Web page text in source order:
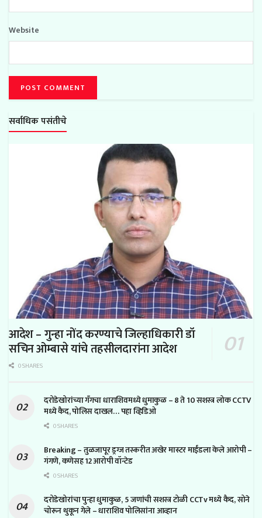
Website
सर्वाधिक पसंतीचे
आदेश – गुन्हा नोंद करण्याचे जिल्हाधिकारी डॉ
सचिन ओम्बासे यांचे तहसीलदारांना आदेश
0 SHARES
दरोडेखोरांच्या गँगचा धाराशिवमध्ये धुमाकुळ – 8 ते 10 सशस्त्र लोक CCTV
मध्ये कैद, पोलिस दाखल… पहा व्हिडिओ
0 SHARES
Breaking – तुळजापूर ड्रग्ज तस्करीत अखेर मास्टर माईंडला केले आरोपी –
गंगणे, कणेसह 12 आरोपी वॉन्टेड
0 SHARES
दरोडेखोरांचा पुन्हा धुमाकुळ, 5 जणांची सशस्त्र टोळी CCTv मध्ये कैद, सोने
चोरून थुकून गेले – धाराशिव पोलिसांना आव्हान